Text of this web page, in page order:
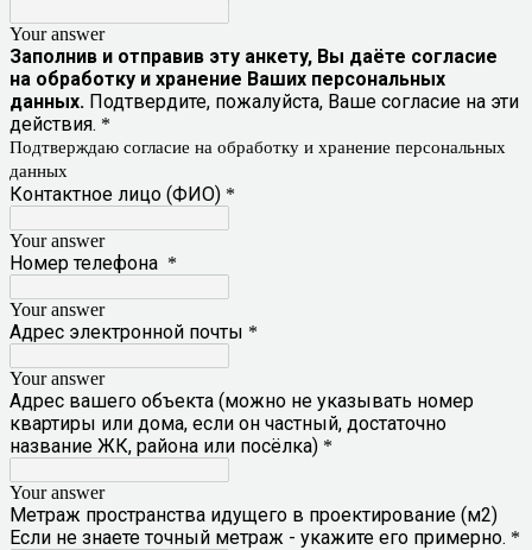
Your answer
Заполнив и отправив эту анкету, Вы даёте согласие
на обработку и хранение Ваших персональных
данных. Подтвердите, пожалуйста, Ваше согласие на эти
действия. *
Подтверждаю согласие на обработку и хранение персональных
данных
Контактное лицо (ФИО) *
Your answer
Номер телефона *
Your answer
Адрес электронной почты *
Your answer
Адрес вашего объекта (можно не указывать номер
квартиры или дома, если он частный, достаточно
название ЖК, района или посёлка) *
Your answer
Метраж пространства идущего в проектирование (м2)
Если не знаете точный метраж - укажите его примерно. *